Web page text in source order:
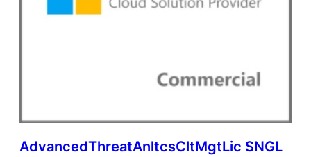
AdvancedThreatAnltcsCltMgtLic SNGL